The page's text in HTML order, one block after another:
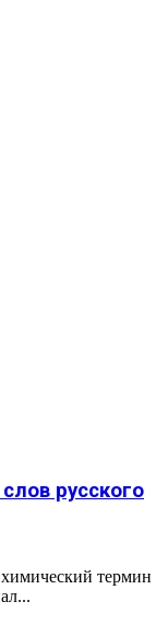
русского
термин